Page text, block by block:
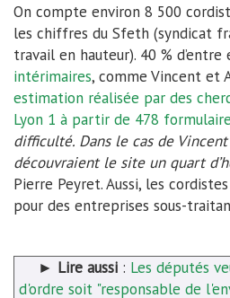
On compte environ 8 500
les chiffres du Sfeth (syndicat
travail en hauteur). 40 % d’entre
intérimaires, comme Vincent et
estimation réalisée par des
Lyon 1 à partir de 478
difficulté. Dans le cas de
découvraient le site un quart
Pierre Peyret. Aussi, les
pour des entreprises sous-
► Lire aussi : Les députés
d'ordre soit "responsable de